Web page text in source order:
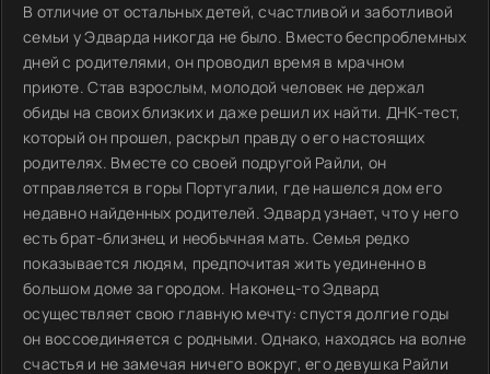
В отличие от остальных детей, счастливой и заботливой
семьи у Эдварда никогда не было. Вместо беспроблемных
дней с родителями, он проводил время в мрачном
приюте. Став взрослым, молодой человек не держал
обиды на своих близких и даже решил их найти. ДНК-тест,
который он прошел, раскрыл правду о его настоящих
родителях. Вместе со своей подругой Райли, он
отправляется в горы Португалии, где нашелся дом его
недавно найденных родителей. Эдвард узнает, что у него
есть брат-близнец и необычная мать. Семья редко
показывается людям, предпочитая жить уединенно в
большом доме за городом. Наконец-то Эдвард
осуществляет свою главную мечту: спустя долгие годы
он воссоединяется с родными. Однако, находясь на волне
счастья и не замечая ничего вокруг, его девушка Райли